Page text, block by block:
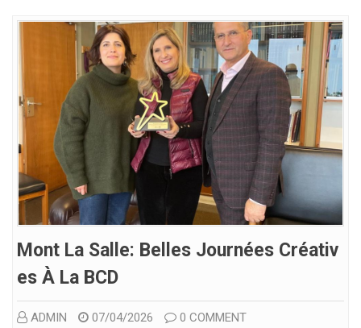
Mont La Salle: Belles Journées Créativ
Es À La BCD
ADMIN 07/04/2026 0 COMMENT